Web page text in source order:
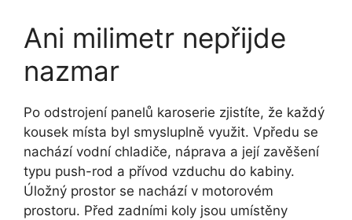
Ani milimetr nepřijde
nazmar
Po odstrojení panelů karoserie zjistíte, že každý
kousek místa byl smysluplně využit. Vpředu se
nachází vodní chladiče, náprava a její zavěšení
typu push-rod a přívod vzduchu do kabiny.
Úložný prostor se nachází v motorovém
prostoru. Před zadními koly jsou umístěny